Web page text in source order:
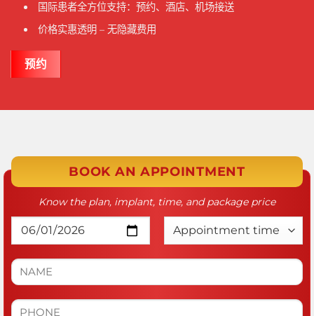
国际患者全方位支持：预约、酒店、机场接送
价格实惠透明 – 无隐藏费用
预约
BOOK AN APPOINTMENT
Know the plan, implant, time, and package price